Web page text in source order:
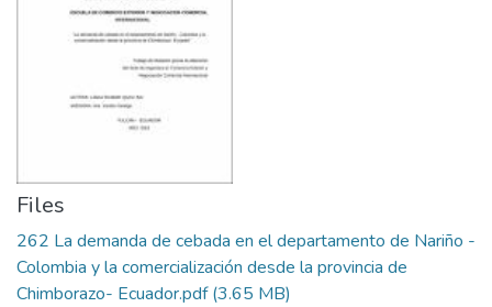
Files
262 La demanda de cebada en el departamento de Nariño -
Colombia y la comercialización desde la provincia de
Chimborazo- Ecuador.pdf(3.65 MB)